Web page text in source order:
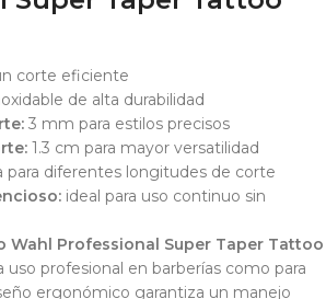
corte eficiente
de alta durabilidad
3 mm para estilos precisos
1.3 cm para mayor versatilidad
para diferentes longitudes de corte
ideal para uso continuo sin
Wahl Professional Super Taper Tattoo
profesional en barberías como para
ergonómico garantiza un manejo